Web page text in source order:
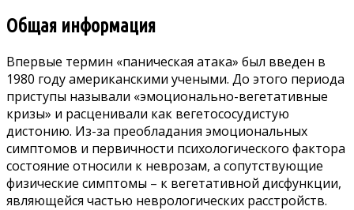
Общая информация
Впервые термин «паническая атака» был введен в
1980 году американскими учеными. До этого периода
приступы называли «эмоционально-вегетативные
кризы» и расценивали как вегетососудистую
дистонию. Из-за преобладания эмоциональных
симптомов и первичности психологического фактора
состояние относили к неврозам, а сопутствующие
физические симптомы – к вегетативной дисфункции,
являющейся частью неврологических расстройств.